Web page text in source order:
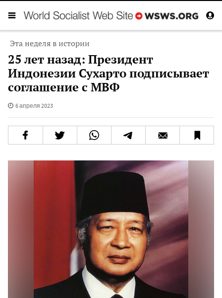
Эта неделя в истории
25 лет назад: Президент
Индонезии Сухарто подписывает
соглашение с МВФ
6 апреля 2023